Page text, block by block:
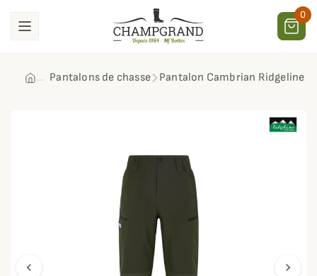
0
Pantalons de chasse Pantalon Cambrian Ridgeline
chevron_left chevron_right